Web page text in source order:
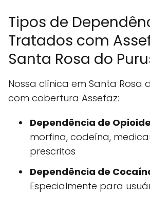
Tipos de
Tratados com
Santa Rosa do
Nossa clínica em Santa Rosa
com cobertura Assefaz:
Dependência de
morfina, codeína,
prescritos
Dependência de
Especialmente para